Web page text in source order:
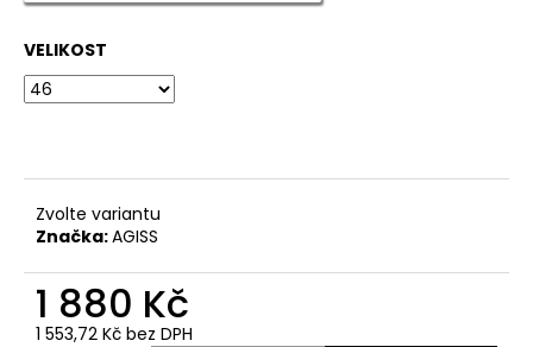
VELIKOST
Zvolte variantu
Značka:AGISS
1 880 Kč
1 553,72 Kč bez DPH
p
o
č